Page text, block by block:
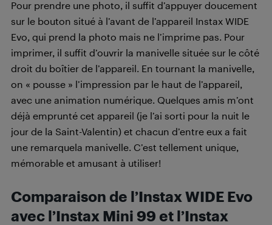
Pour prendre une photo, il suffit d’appuyer doucement
sur le bouton situé à l’avant de l’appareil Instax WIDE
Evo, qui prend la photo mais ne l’imprime pas. Pour
imprimer, il suffit d’ouvrir la manivelle située sur le côté
droit du boîtier de l’appareil. En tournant la manivelle,
on « pousse » l’impression par le haut de l’appareil,
avec une animation numérique. Quelques amis m’ont
déjà emprunté cet appareil (je l’ai sorti pour la nuit le
jour de la Saint-Valentin) et chacun d’entre eux a fait
une remarquela manivelle. C’est tellement unique,
mémorable et amusant à utiliser!
Comparaison de l’Instax WIDE Evo
avec l’Instax Mini 99 et l’Instax